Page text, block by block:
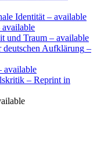
Identität – available
available
und Traum – available
Aufklärung –
available
– Reprint in